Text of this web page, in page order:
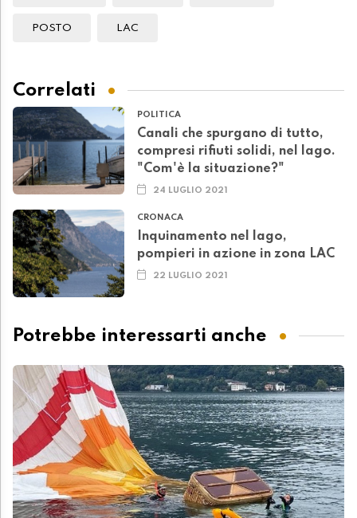
POSTO LAC
Correlati
POLITICA
Canali che spurgano di tutto,
compresi rifiuti solidi, nel lago.
"Com'è la situazione?"
24 LUGLIO 2021
CRONACA
Inquinamento nel lago,
pompieri in azione in zona LAC
22 LUGLIO 2021
Potrebbe interessarti anche